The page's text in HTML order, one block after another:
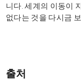
니다. 세계의 이동이
없다는 것을 다시금
출처